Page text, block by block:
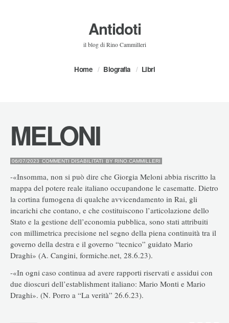
Antidoti
il blog di Rino Cammilleri
Home Biografia Libri
MELONI
06/07/2023 COMMENTI DISABILITATI SU
BY RINO.CAMMILLERI
-«Insomma, non si può dire che Giorgia Meloni abbia riscritto la
mappa del potere reale italiano occupandone le casematte. Dietro
la cortina fumogena di qualche avvicendamento in Rai, gli
incarichi che contano, e che costituiscono l’articolazione dello
Stato e la gestione dell’economia pubblica, sono stati attribuiti
con millimetrica precisione nel segno della piena continuità tra il
governo della destra e il governo “tecnico” guidato Mario
Draghi» (A. Cangini, formiche.net, 28.6.23).
-«In ogni caso continua ad avere rapporti riservati e assidui con
due dioscuri dell’establishment italiano: Mario Monti e Mario
Draghi». (N. Porro a “La verità” 26.6.23).